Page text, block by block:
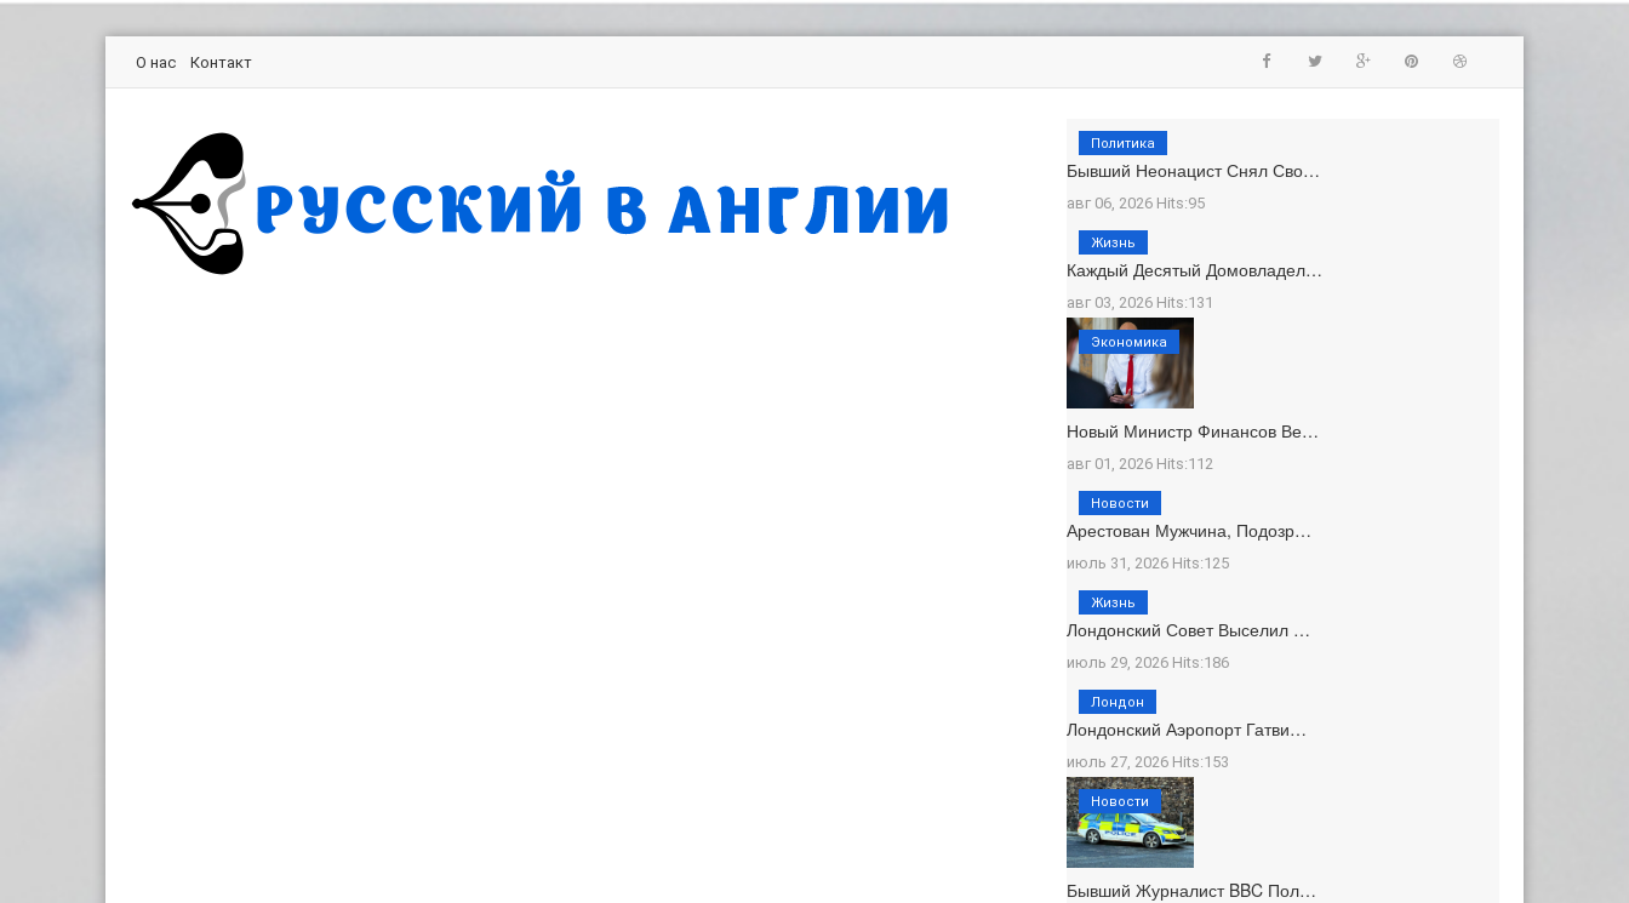
О нас Контакт
Бывший Неонацист Снял Сво…
авг 06, 2026 Hits:95
Политика
Каждый Десятый Домовладел…
авг 03, 2026 Hits:131
Жизнь
Новый Министр Финансов Ве…
авг 01, 2026 Hits:112
Экономика
Арестован Мужчина, Подозр…
июль 31, 2026 Hits:125
Новости
Лондонский Совет Выселил …
июль 29, 2026 Hits:186
Жизнь
Лондонский Аэропорт Гатви…
июль 27, 2026 Hits:153
Лондон
Бывший Журналист BBC Пол…
Новости